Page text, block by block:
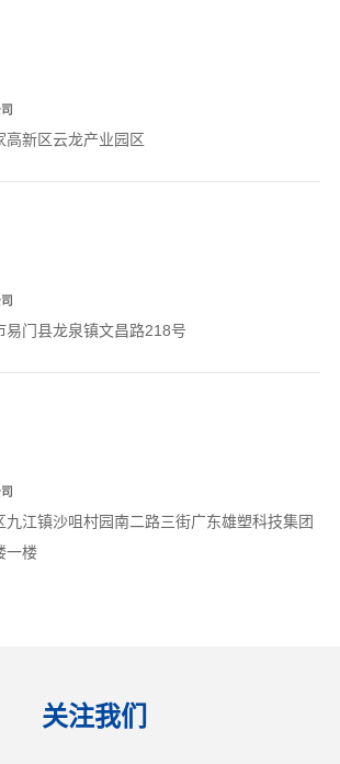
高新区云龙产业园区
易门县龙泉镇文昌路218号
九江镇沙咀村园南二路三街广东雄塑科技集团
一楼
关注我们